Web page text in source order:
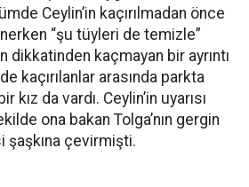
Ceylin’in kaçırılmadan önce
inerken “şu tüyleri de temizle”
kaçmayan bir ayrıntı
kaçırılanlar arasında parkta
da vardı. Ceylin’in uyarısı
ona bakan Tolga’nın gergin
şaşkına çevirmişti.